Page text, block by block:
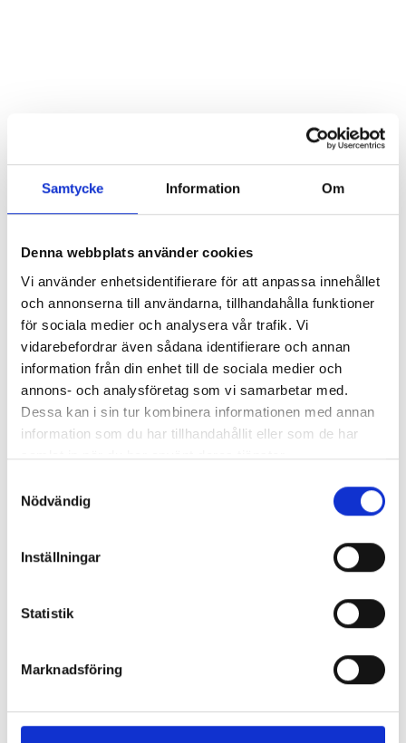
Samtycke Information Om
Denna webbplats använder cookies
Vi använder enhetsidentifierare för att anpassa innehållet
och annonserna till användarna, tillhandahålla funktioner
för sociala medier och analysera vår trafik. Vi
vidarebefordrar även sådana identifierare och annan
information från din enhet till de sociala medier och
annons- och analysföretag som vi samarbetar med.
Dessa kan i sin tur kombinera informationen med annan
information som du har tillhandahållit eller som de har
samlat in när du har använt deras tjänster.
Nödvändig
Inställningar
Statistik
Marknadsföring